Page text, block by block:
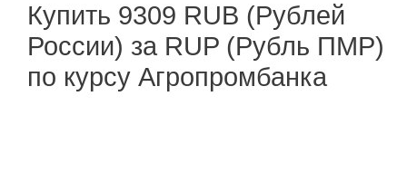
Купить 9309 RUB (Рублей
России) за RUP (Рубль ПМР)
по курсу Агропромбанка